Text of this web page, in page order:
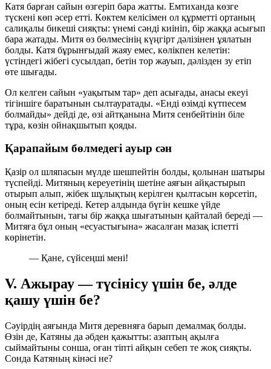
Катя барған сайын өзгеріп бара жатты. Емтиханда көзге
түскені көп әсер етті. Көктем келісімен ол құрметті ортаның
салиқалы бикеші сияқты: үнемі сәнді киініп, бір жаққа асығып
бара жатады. Митя өз бөлмесінің күңгірт дәлізінен ұялатын
болды. Катя бұрынғыдай жаяу емес, көлікпен келетін:
үстіндегі жібегі сусылдап, бетін тор жауып, дәлізден зу етіп
өте шығады.
Ол келген сайын «уақытым тар» деп асығады, анасы екеуі
тігіншіге баратынын сылтауратады. «Енді өзімді күтпесем
болмайды» дейді де, өзі айтқанына Митя сенбейтінін біле
тұра, көзін ойнақшытып қояды.
Қарапайым бөлмедегі ауыр сән
Қазір ол шляпасын мүлде шешпейтін болды, қолынан шатыры
түспейді. Митяның кереуетінің шетіне аяғын айқастырып
отырып алып, жібек шұлықтың керілген қылтасын көрсетіп,
оның есін кетіреді. Кетер алдында бүгін кешке үйде
болмайтынын, тағы бір жаққа шығатынын қайталай береді —
Митяға бұл оның «есуастығына» жасалған мазақ іспетті
көрінетін.
— Қане, сүйсеңші мені!
V. Ажырау — түсінісу үшін бе, әлде
қашу үшін бе?
Сәуірдің аяғында Митя деревняға барып демалмақ болды.
Өзін де, Катяны да әбден қажытты: азаптың ақылға
сыймайтыны сонша, оған тіпті айқын себеп те жоқ сияқты.
Сонда Катяның кінәсі не?